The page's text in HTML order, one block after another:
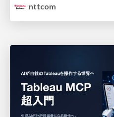
nttcom